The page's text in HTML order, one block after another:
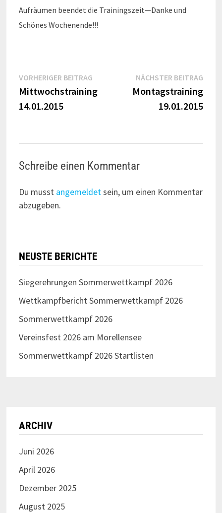
Juni 2026
April 2026
Dezember 2024
November 2024
August 2024
Oktober 2023
Juli 2023
Juni 2023
Mai 2023
Dezember 2022
September 2022
Januar 2022
November 2021
Oktober 2021
September 2021
August 2021